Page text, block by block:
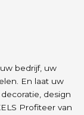
bedrijf, uw
En laat uw
design
Profiteer van